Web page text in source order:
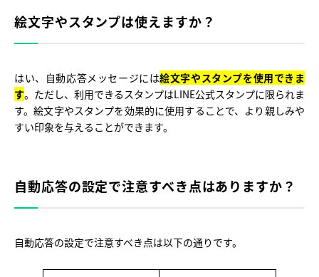
絵文字やスタンプは使えますか？
はい、自動応答メッセージには絵文字やスタンプを使用できま
す。ただし、利用できるスタンプはLINE公式スタンプに限られま
す。絵文字やスタンプを効果的に使用することで、より親しみや
すい印象を与えることができます。
自動応答の設定で注意すべき点はありますか？
自動応答の設定で注意すべき点は以下の通りです。